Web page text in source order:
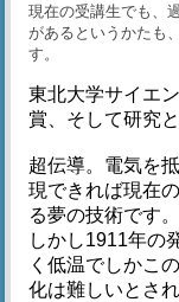
現在の受講生でも、
があるというかたも
す。
東北大学サイエ
賞、そして研究と
超伝導。電気を
現できれば現在
る夢の技術です。
しかし1911年の
く低温でしかこ
化は難しいとさ